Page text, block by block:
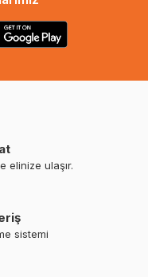
elinize ulaşır.
sistemi